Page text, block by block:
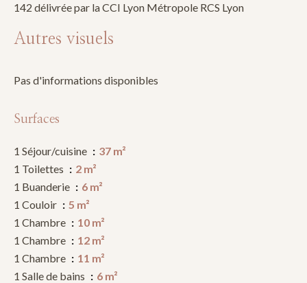
142 délivrée par la CCI Lyon Métropole RCS Lyon
Autres visuels
Pas d'informations disponibles
Surfaces
1 Séjour/cuisine
37 m²
1 Toilettes
2 m²
1 Buanderie
6 m²
1 Couloir
5 m²
1 Chambre
10 m²
1 Chambre
12 m²
1 Chambre
11 m²
1 Salle de bains
6 m²